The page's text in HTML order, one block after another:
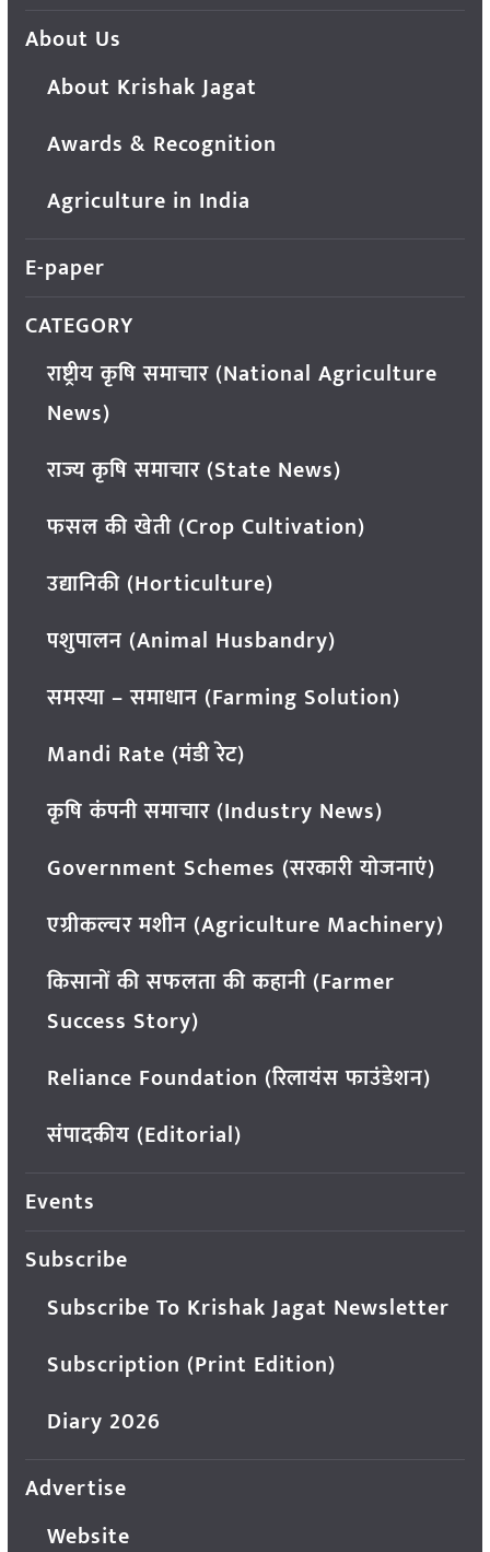
About Us
About Krishak Jagat
Awards & Recognition
Agriculture in India
E-paper
CATEGORY
राष्ट्रीय कृषि समाचार (National Agriculture
News)
राज्य कृषि समाचार (State News)
फसल की खेती (Crop Cultivation)
उद्यानिकी (Horticulture)
पशुपालन (Animal Husbandry)
समस्या – समाधान (Farming Solution)
Mandi Rate (मंडी रेट)
कृषि कंपनी समाचार (Industry News)
Government Schemes (सरकारी योजनाएं)
एग्रीकल्चर मशीन (Agriculture Machinery)
किसानों की सफलता की कहानी (Farmer
Success Story)
Reliance Foundation (रिलायंस फाउंडेशन)
संपादकीय (Editorial)
Events
Subscribe
Subscribe To Krishak Jagat Newsletter
Subscription (Print Edition)
Diary 2026
Advertise
Website